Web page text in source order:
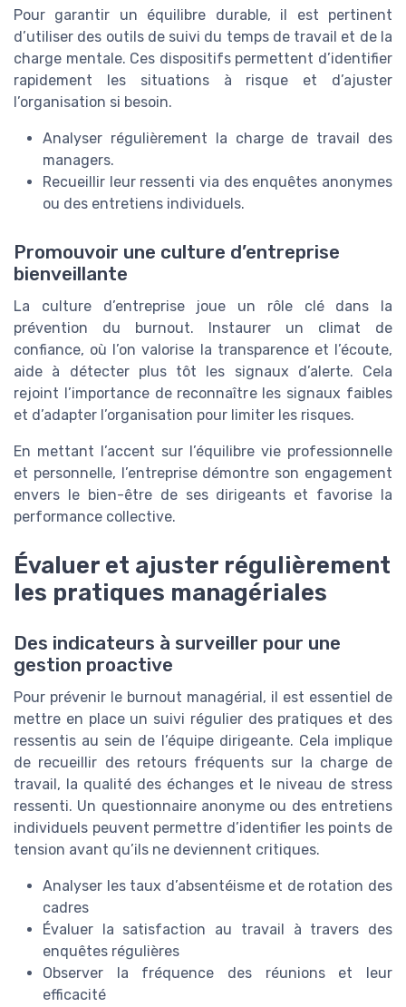
Pour garantir un équilibre durable, il est pertinent
d’utiliser des outils de suivi du temps de travail et de la
charge mentale. Ces dispositifs permettent d’identifier
rapidement les situations à risque et d’ajuster
l’organisation si besoin.
Analyser régulièrement la charge de travail des
managers.
Recueillir leur ressenti via des enquêtes anonymes
ou des entretiens individuels.
Promouvoir une culture d’entreprise
bienveillante
La culture d’entreprise joue un rôle clé dans la
prévention du burnout. Instaurer un climat de
confiance, où l’on valorise la transparence et l’écoute,
aide à détecter plus tôt les signaux d’alerte. Cela
rejoint l’importance de reconnaître les signaux faibles
et d’adapter l’organisation pour limiter les risques.
En mettant l’accent sur l’équilibre vie professionnelle
et personnelle, l’entreprise démontre son engagement
envers le bien-être de ses dirigeants et favorise la
performance collective.
Évaluer et ajuster régulièrement
les pratiques managériales
Des indicateurs à surveiller pour une
gestion proactive
Pour prévenir le burnout managérial, il est essentiel de
mettre en place un suivi régulier des pratiques et des
ressentis au sein de l’équipe dirigeante. Cela implique
de recueillir des retours fréquents sur la charge de
travail, la qualité des échanges et le niveau de stress
ressenti. Un questionnaire anonyme ou des entretiens
individuels peuvent permettre d’identifier les points de
tension avant qu’ils ne deviennent critiques.
Analyser les taux d’absentéisme et de rotation des
cadres
Évaluer la satisfaction au travail à travers des
enquêtes régulières
Observer la fréquence des réunions et leur
efficacité